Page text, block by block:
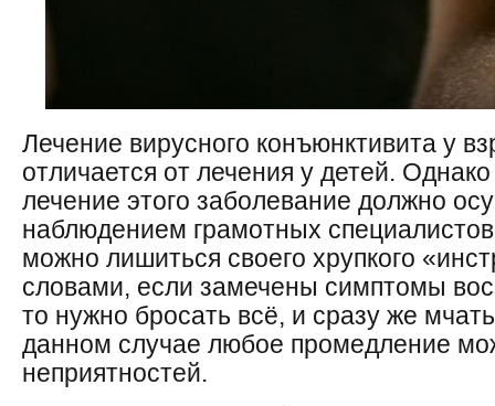
Лечение вирусного конъюнктивита у
отличается от лечения у детей.
лечение этого заболевание должно
наблюдением грамотных
можно лишиться своего хрупкого
словами, если замечены симптомы
то нужно бросать всё, и сразу же
данном случае любое промедление
неприятностей.